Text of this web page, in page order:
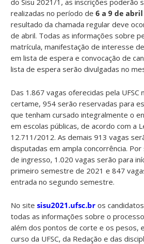
realizadas no período de6 a 9 de abril
resultado da chamada regular deve
de abril. Todas as informações sobre
matrícula, manifestação de interesse
em lista de espera e convocação de
lista de espera serão divulgadas no
Das 1.867 vagas oferecidas pela UFSC
certame, 954 serão reservadas para
que tenham cursado integralmente o
em escolas públicas, de acordo com a
12.711/2012. As demais 913 vagas
disputadas em ampla concorrência.
de ingresso, 1.020 vagas serão para
primeiro semestre de 2021 e 847
entrada no segundo semestre.
No sitesisu2021.ufsc.br os
todas as informações sobre o
além dos pontos de corte e os pesos,
curso da UFSC, da Redação e das